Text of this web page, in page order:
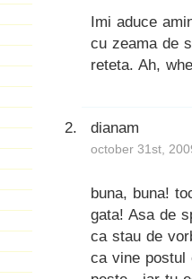
Imi aduce
cu zeama de
reteta. Ah,
dianam
october 31st,
buna, buna!
gata! Asa de
ca stau de
ca vine postul